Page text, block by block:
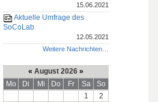
15.06.2021
Aktuelle Umfrage des
SoCoLab
12.05.2021
Weitere Nachrichten…
« August 2026 »
Mo
Di Mi Do Fr Sa
So
1
2